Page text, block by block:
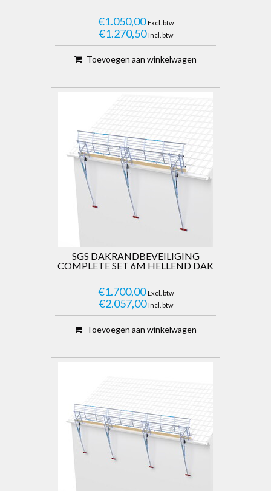
€1.050,00 Excl. btw
€1.270,50 Incl. btw
Toevoegen aan winkelwagen
SGS DAKRANDBEVEILIGING
COMPLETE SET 6M HELLEND DAK
€1.700,00 Excl. btw
€2.057,00 Incl. btw
Toevoegen aan winkelwagen